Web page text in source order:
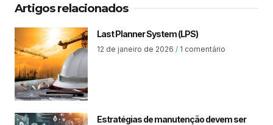
Artigos relacionados
Last Planner System (LPS)
12 de janeiro de 2026 1 comentário
Estratégias de manutenção devem ser